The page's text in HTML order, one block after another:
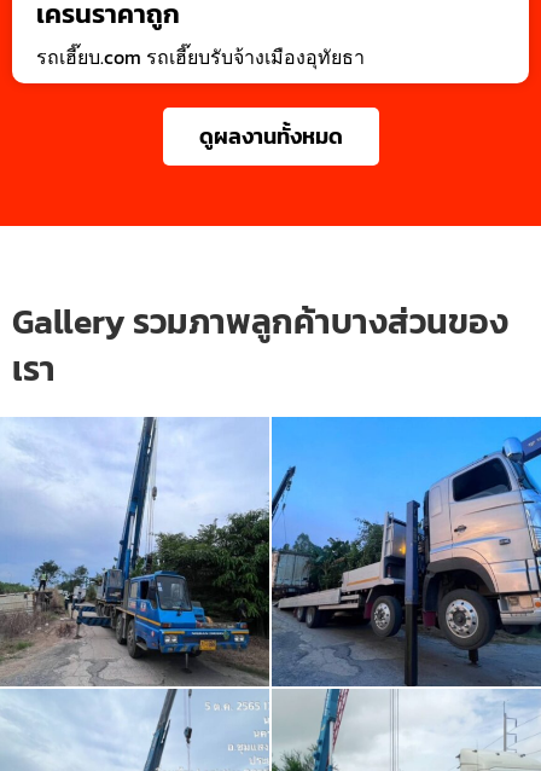
เครนราคาถูก
รถเฮี๊ยบ.com รถเฮี๊ยบรับจ้างเมืองอุทัยธา
ดูผลงานทั้งหมด
Gallery รวมภาพลูกค้าบางส่วนของ
เรา